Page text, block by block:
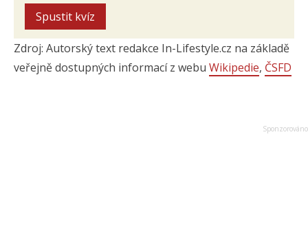
Spustit kvíz
Zdroj: Autorský text redakce In-Lifestyle.cz na základě
veřejně dostupných informací z webu Wikipedie, ČSFD